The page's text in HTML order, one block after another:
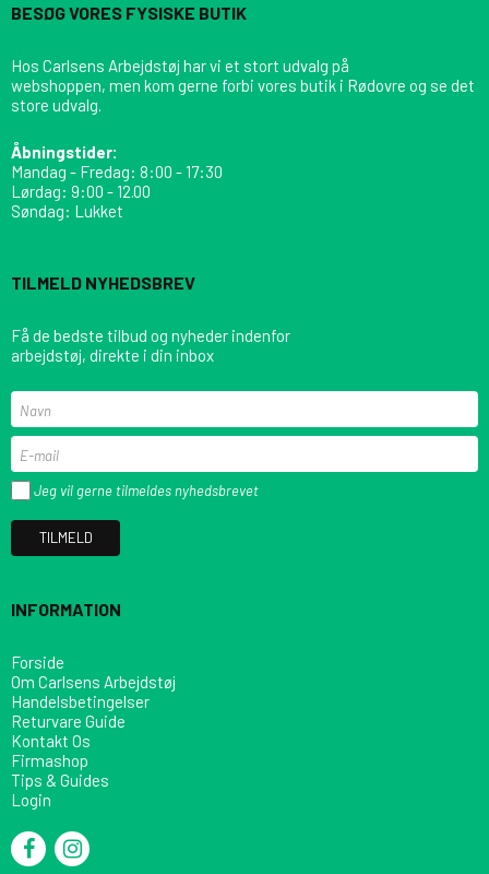
BESØG VORES FYSISKE BUTIK
Hos Carlsens Arbejdstøj har vi et stort udvalg på
webshoppen, men kom gerne forbi vores butik i Rødovre og se det
store udvalg.
Åbningstider:
Mandag - Fredag: 8:00 - 17:30
Lørdag: 9:00 - 12.00
Søndag: Lukket
TILMELD NYHEDSBREV
Få de bedste tilbud og nyheder indenfor
arbejdstøj, direkte i din inbox
Jeg vil gerne tilmeldes nyhedsbrevet
TILMELD
INFORMATION
Forside
Om Carlsens Arbejdstøj
Handelsbetingelser
Returvare Guide
Kontakt Os
Firmashop
Tips & Guides
Login